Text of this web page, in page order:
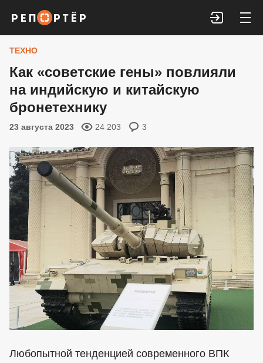
Войти
ТЕХНО
Как «советские гены» повлияли
на индийскую и китайскую
бронетехнику
23 августа 2023 24 203 3
Любопытной тенденцией современного ВПК